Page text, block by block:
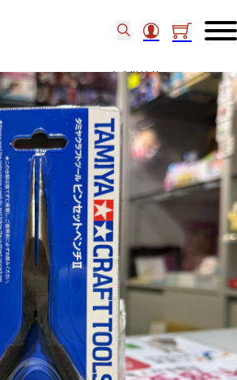
TAMIYA CRAFT TOOLS 尖嘴鉗 連剪刀II 74146